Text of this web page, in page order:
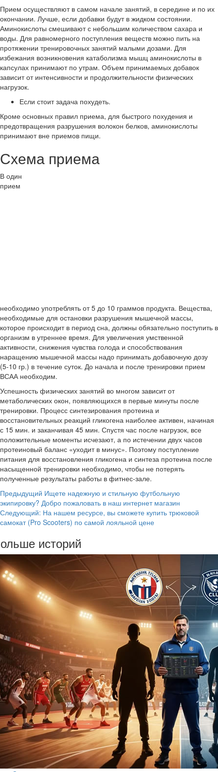
Прием осуществляют в самом начале занятий, в середине и по их
окончании. Лучше, если добавки будут в жидком состоянии.
Аминокислоты смешивают с небольшим количеством сахара и
воды. Для равномерного поступления веществ можно пить на
протяжении тренировочных занятий малыми дозами. Для
избежания возникновения катаболизма мышц аминокислоты в
капсулах принимают по утрам. Объем принимаемых добавок
зависит от интенсивности и продолжительности физических
нагрузок.
Если стоит задача похудеть.
Кроме основных правил приема, для быстрого похудения и
предотвращения разрушения волокон белков, аминокислоты
принимают вне приемов пищи.
Схема приема
В один
прием
необходимо употреблять от 5 до 10 граммов продукта. Вещества,
необходимые для остановки разрушения мышечной массы,
которое происходит в период сна, должны обязательно поступить в
организм в утреннее время. Для увеличения умственной
активности, снижения чувства голода и способствования
наращению мышечной массы надо принимать добавочную дозу
(5-10 гр.) в течение суток. До начала и после тренировки прием
ВСАА необходим.
Успешность физических занятий во многом зависит от
метаболических окон, появляющихся в первые минуты после
тренировки. Процесс синтезирования протеина и
восстановительных реакций гликогена наиболее активен, начиная
с 15 мин. и заканчивая 45 мин. Спустя час после нагрузок, все
положительные моменты исчезают, а по истечении двух часов
протеиновый баланс «уходит в минус». Поэтому поступление
питания для восстановления гликогена и синтеза протеина после
насыщенной тренировки необходимо, чтобы не потерять
полученные результаты работы в фитнес-зале.
Навигация
записи
Предыдущий Ищете надежную и стильную футбольную
экипировку? Добро пожаловать в наш интернет магазин
Следующий: На нашем ресурсе, вы сможете купить трюковой
самокат (Pro Scooters) по самой лояльной цене
историй